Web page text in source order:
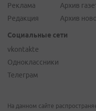
Реклама
Редакция
Архив
Архив
Социальные сети
vkontakte
Одноклассники
Телеграм
На данном сайте